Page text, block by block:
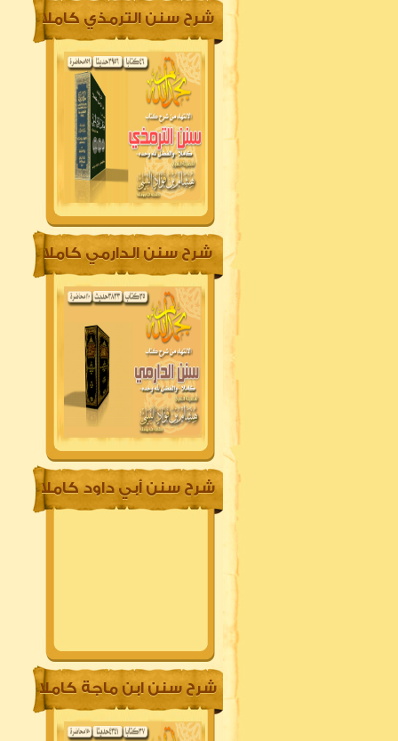
شرح سنن الترمذي كاملا
شرح سنن الدارمي كاملا
شرح سنن أبي داود كاملا
شرح سنن ابن ماجة كاملا